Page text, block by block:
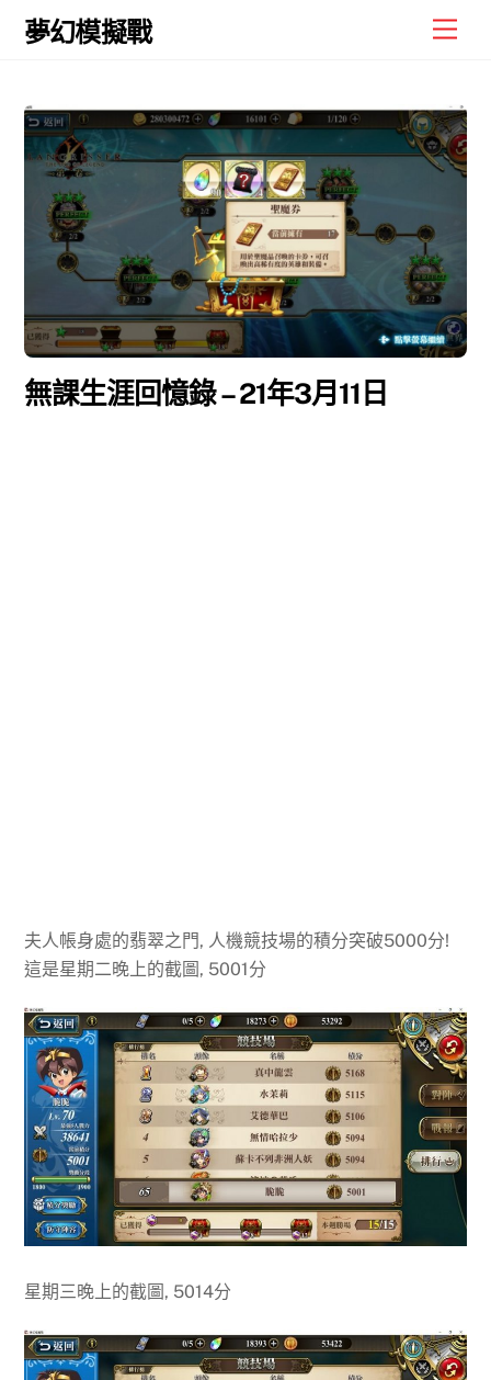
Skip
夢幻模擬戰
無課生涯回憶錄 – 21年3月11日
夫人帳身處的翡翠之門, 人機競技場的積分突破5000分!
這是星期二晚上的截圖, 5001分
星期三晚上的截圖, 5014分